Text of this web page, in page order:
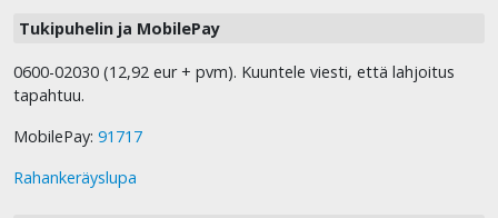
Tukipuhelin ja MobilePay
0600-02030 (12,92 eur + pvm). Kuuntele viesti, että lahjoitus
tapahtuu.
MobilePay: 91717
Rahankeräyslupa